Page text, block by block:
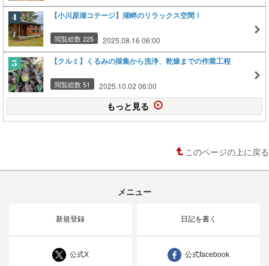
【小川原湖コテージ】湖畔のリラックス空間！
閲覧総数 225 2025.08.16 06:00
【クルミ】くるみの採集から洗浄、乾燥までの作業工程
閲覧総数 51 2025.10.02 06:00
もっと見る
このページの上に戻る
メニュー
新規登録 日記を書く
公式X 公式facebook